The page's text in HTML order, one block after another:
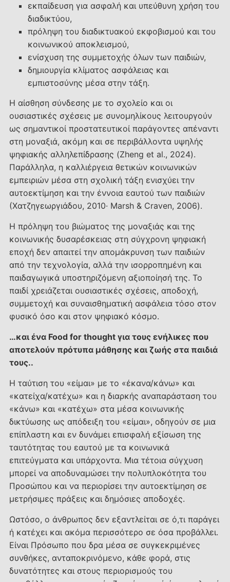
εκπαίδευση για ασφαλή και υπεύθυνη χρήση του
διαδικτύου,
πρόληψη του διαδικτυακού εκφοβισμού και του
κοινωνικού αποκλεισμού,
ενίσχυση της συμμετοχής όλων των παιδιών,
δημιουργία κλίματος ασφάλειας και
εμπιστοσύνης μέσα στην τάξη.
Η αίσθηση σύνδεσης με το σχολείο και οι
ουσιαστικές σχέσεις με συνομηλίκους λειτουργούν
ως σημαντικοί προστατευτικοί παράγοντες απέναντι
στη μοναξιά, ακόμη και σε περιβάλλοντα υψηλής
ψηφιακής αλληλεπίδρασης (Zheng et al., 2024).
Παράλληλα, η καλλιέργεια θετικών κοινωνικών
εμπειριών μέσα στη σχολική τάξη ενισχύει την
αυτοεκτίμηση και την έννοια εαυτού των παιδιών
(Χατζηγεωργιάδου, 2010· Marsh & Craven, 2006).
Η πρόληψη του βιώματος της μοναξιάς και της
κοινωνικής δυσαρέσκειας στη σύγχρονη ψηφιακή
εποχή δεν απαιτεί την απομάκρυνση των παιδιών
από την τεχνολογία, αλλά την ισορροπημένη και
παιδαγωγικά υποστηριζόμενη αξιοποίησή της. Το
παιδί χρειάζεται ουσιαστικές σχέσεις, αποδοχή,
συμμετοχή και συναισθηματική ασφάλεια τόσο στον
φυσικό όσο και στον ψηφιακό κόσμο.
…και ένα Food for thought για τους ενήλικες που
αποτελούν πρότυπα μάθησης και ζωής στα παιδιά
τους..
Η ταύτιση του «είμαι» με το «έκανα/κάνω» και
«κατείχα/κατέχω» και η διαρκής αναπαράσταση του
«κάνω» και «κατέχω» στα μέσα κοινωνικής
δικτύωσης ως απόδειξη του «είμαι», οδηγούν σε μια
επίπλαστη και εν δυνάμει επισφαλή εξίσωση της
ταυτότητας του εαυτού με τα κοινωνικά
επιτεύγματα και υπάρχοντα. Μια τέτοια σύγχυση
μπορεί να αποδυναμώσει την πολυπλοκότητα του
Προσώπου και να περιορίσει την αυτοεκτίμηση σε
μετρήσιμες πράξεις και δημόσιες αποδοχές.
Ωστόσο, ο άνθρωπος δεν εξαντλείται σε ό,τι παράγει
ή κατέχει και ακόμα περισσότερο σε όσα προβάλλει.
Είναι Πρόσωπο που δρα μέσα σε συγκεκριμένες
συνθήκες, ανταποκρινόμενο, κάθε φορά, στις
δυνατότητες και στους περιορισμούς του